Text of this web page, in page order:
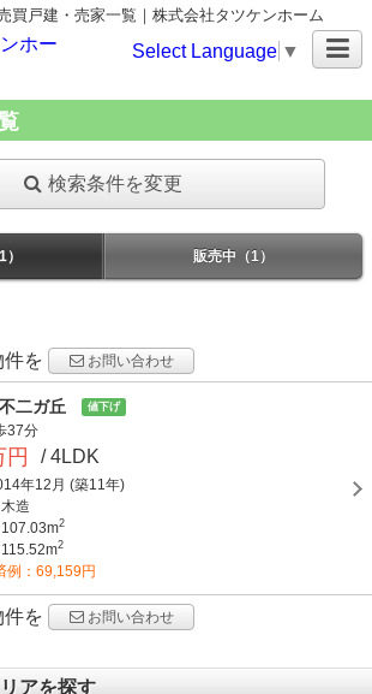
買戸建・売家一覧｜株式会社タツケンホーム
Select Language ▼
検索条件を変更
販売中（1）
件を
お問い合わせ
二ガ丘 値下げ
37分
円 / 4LDK
年12月 (築11年)
木造
107.03m2
115.52m2
例：69,159円
件を お問い合わせ
アを探す